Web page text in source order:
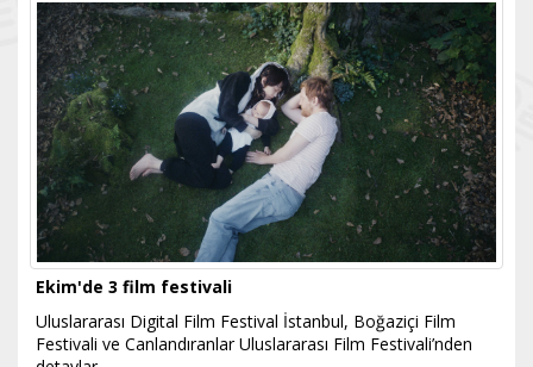
Ekim'de 3 film festivali
Uluslararası Digital Film Festival İstanbul, Boğaziçi Film
Festivali ve Canlandıranlar Uluslararası Film Festivali’nden